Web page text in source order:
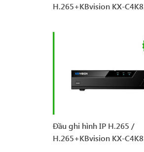
H.265+KBvision KX-
Đầu ghi hình IP H.265 /
H.265+KBvision KX-